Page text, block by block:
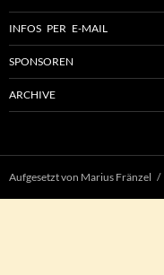
INFOS PER E-MAIL
SPONSOREN
ARCHIVE
Aufgesetzt von Marius Fränzel